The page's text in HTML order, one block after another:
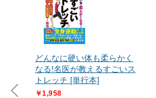
どんなに硬い体も柔らかく
なる!名医が教えるすごいス
トレッチ [単行本]
￥1,958